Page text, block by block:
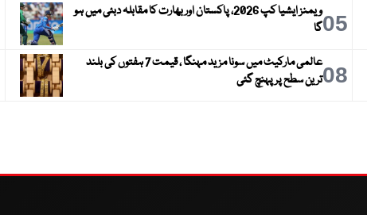
05
ویمنز ایشیا کپ 2026، پاکستان اور بھارت کا مقابلہ دبئی میں ہو
گا
08
عالمی مارکیٹ میں سونا مزید مہنگا ، قیمت 7 ہفتوں کی بلند
ترین سطح پر پہنچ گئی